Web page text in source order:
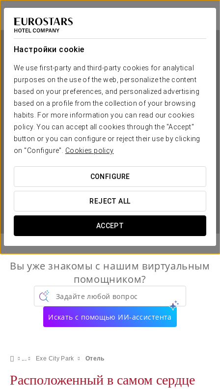
Настройки cookie
We use first-party and third-party cookies for analytical
purposes on the use of the web, personalize the content
based on your preferences, and personalized advertising
based on a profile from the collection of your browsing
habits. For more information you can read our cookies
policy. You can accept all cookies through the "Accept"
button or you can configure or reject their use by clicking
on "Configure". Cookies policy
CONFIGURE
REJECT ALL
ACCEPT
Exe City Park
ПРАГА
Exe City Park
ПРАГА
 
Вы уже знакомы с нашим виртуальным
помощником?
Задайте любой вопрос
Искать с помощью ИИ-ассистента
Exe City Park Отель
Pасположенный в самом сердце